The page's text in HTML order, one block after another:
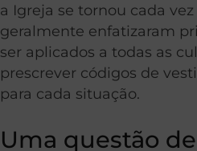
a Igreja se tornou cada
geralmente enfatizaram
ser aplicados a todas as
prescrever códigos de
para cada situação.
Uma questão